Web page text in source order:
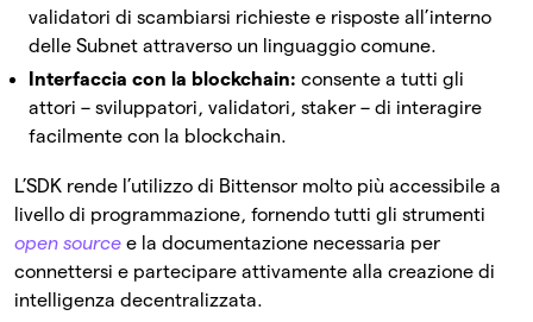
validatori di scambiarsi richieste e risposte all’interno
delle Subnet attraverso un linguaggio comune.
Interfaccia con la blockchain: consente a tutti gli
attori – sviluppatori, validatori, staker – di interagire
facilmente con la blockchain.
L’SDK rende l’utilizzo di Bittensor molto più accessibile a
livello di programmazione, fornendo tutti gli strumenti
open source e la documentazione necessaria per
connettersi e partecipare attivamente alla creazione di
intelligenza decentralizzata.